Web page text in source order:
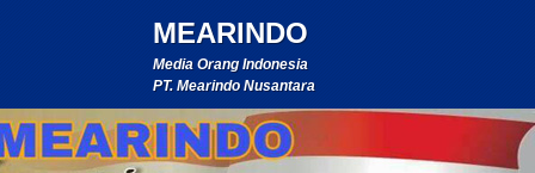
MEARINDO
Media Orang Indonesia
PT. Mearindo Nusantara